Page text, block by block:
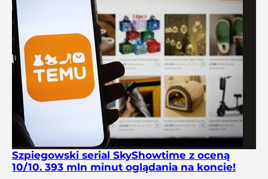
Szpiegowski serial SkyShowtime z oceną
10/10. 393 mln minut oglądania na koncie!